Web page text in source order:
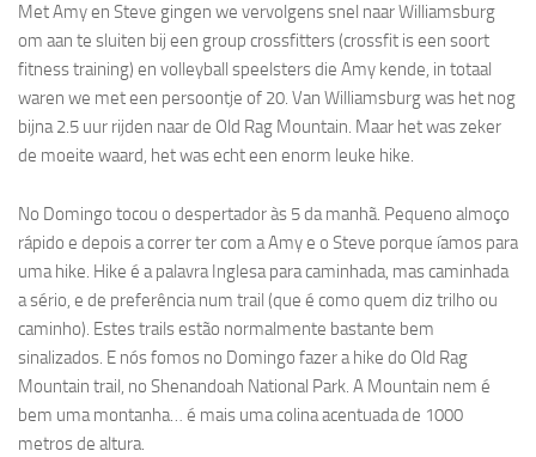
Met Amy en Steve gingen we vervolgens snel naar Williamsburg
om aan te sluiten bij een group crossfitters (crossfit is een soort
fitness training) en volleyball speelsters die Amy kende, in totaal
waren we met een persoontje of 20. Van Williamsburg was het nog
bijna 2.5 uur rijden naar de Old Rag Mountain. Maar het was zeker
de moeite waard, het was echt een enorm leuke hike.
No Domingo tocou o despertador às 5 da manhã. Pequeno almoço
rápido e depois a correr ter com a Amy e o Steve porque íamos para
uma hike. Hike é a palavra Inglesa para caminhada, mas caminhada
a sério, e de preferência num trail (que é como quem diz trilho ou
caminho). Estes trails estão normalmente bastante bem
sinalizados. E nós fomos no Domingo fazer a hike do Old Rag
Mountain trail, no Shenandoah National Park. A Mountain nem é
bem uma montanha… é mais uma colina acentuada de 1000
metros de altura.